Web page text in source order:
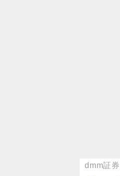
dmm証